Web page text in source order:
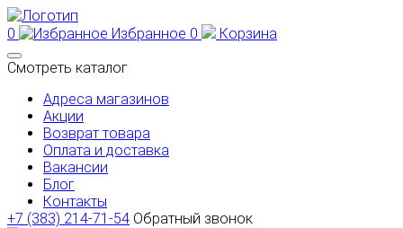
0 Избранное 0
Корзина
Смотреть каталог
Адреса магазинов
Акции
Возврат товара
Оплата и доставка
Вакансии
Блог
Контакты
+7 (383) 214-71-54 Обратный звонок